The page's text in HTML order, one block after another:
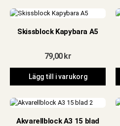
Skissblock Kapybara A5
79,00kr
Lägg till i varukorg
Akvarellblock A3 15 blad